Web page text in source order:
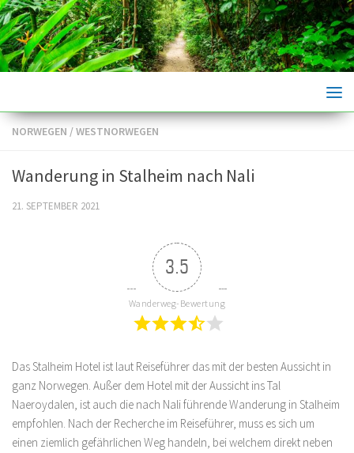
Skip to content
NORWEGEN /WESTNORWEGEN
Wanderung in Stalheim nach Nali
21. SEPTEMBER 2021
3.5
Wanderweg-Bewertung
Das Stalheim Hotel ist laut Reiseführer das mit der besten Aussicht in
ganz Norwegen. Außer dem Hotel mit der Aussicht ins Tal
Naeroydalen, ist auch die nach Nali führende Wanderung in Stalheim
empfohlen. Nach der Recherche im Reiseführer, muss es sich um
einen ziemlich gefährlichen Weg handeln, bei welchem direkt neben